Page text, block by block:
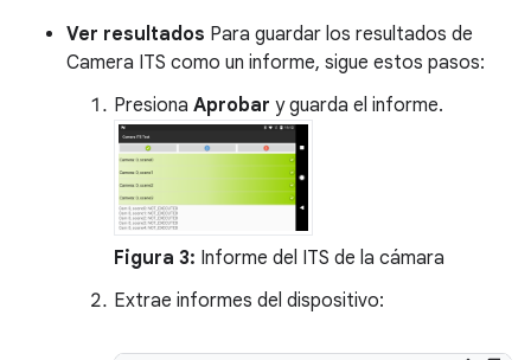
Ver resultados Para guardar los resultados de
Camera ITS como un informe, sigue estos pasos:
Presiona Aprobar y guarda el informe.
Figura 3: Informe del ITS de la cámara
Extrae informes del dispositivo: